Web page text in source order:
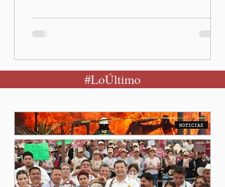
secretario de Salud
federal, David Kershenobich
exista un brote activo de
ciclosporiasis en México,
luego del incremento de
casos registrado en Estados
Unidos. Durante la
#LoÚltimo